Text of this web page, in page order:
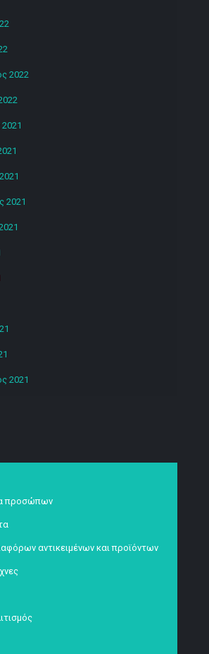
2022
2021
2021
προσώπων
αντικειμένων και προϊόντων